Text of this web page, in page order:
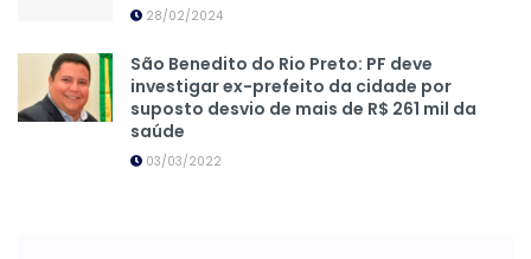
28/02/2024
São Benedito do Rio Preto: PF deve
investigar ex-prefeito da cidade por
suposto desvio de mais de R$ 261 mil da
saúde
03/03/2022